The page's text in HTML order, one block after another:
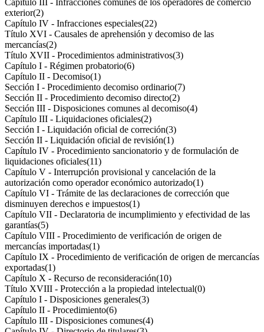
Capítulo III - Infracciones comunes de los operadores de comercio
exterior(2)
Capítulo IV - Infracciones especiales(22)
Título XVI - Causales de aprehensión y decomiso de las
mercancías(2)
Título XVII - Procedimientos administrativos(3)
Capítulo I - Régimen probatorio(6)
Capítulo II - Decomiso(1)
Sección I - Procedimiento decomiso ordinario(7)
Sección II - Procedimiento decomiso directo(2)
Sección III - Disposiciones comunes al decomiso(4)
Capítulo III - Liquidaciones oficiales(2)
Sección I - Liquidación oficial de correción(3)
Sección II - Liquidación oficial de revisión(1)
Capítulo IV - Procedimiento sancionatorio y de formulación de
liquidaciones oficiales(11)
Capítulo V - Interrupción provisional y cancelación de la
autorización como operador económico autorizado(1)
Capítulo VI - Trámite de las declaraciones de corrección que
disminuyen derechos e impuestos(1)
Capítulo VII - Declaratoria de incumplimiento y efectividad de las
garantías(5)
Capítulo VIII - Procedimiento de verificación de origen de
mercancías importadas(1)
Capítulo IX - Procedimiento de verificación de origen de mercancías
exportadas(1)
Capítulo X - Recurso de reconsideración(10)
Título XVIII - Protección a la propiedad intelectual(0)
Capítulo I - Disposiciones generales(3)
Capítulo II - Procedimiento(6)
Capítulo III - Disposiciones comunes(4)